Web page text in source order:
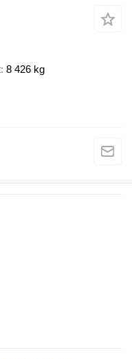
8 426 kg